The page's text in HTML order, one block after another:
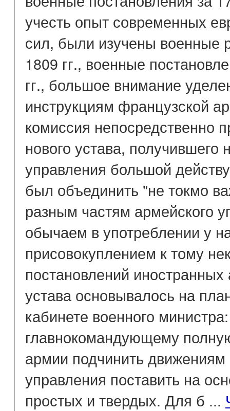
учесть опыт современных
сил, были изучены военные
1809 гг., военные
гг., большое внимание
инструкциям французской
комиссия непосредственно
нового устава,
управления большой
был объединить "не токмо
разным частям армейского
обычаем в употреблении у
присовокуплением к тому
постановлений
устава основывалось на
кабинете военного
главнокомандующему
армии подчинить
управления поставить на
простых и твердых. Для б ...